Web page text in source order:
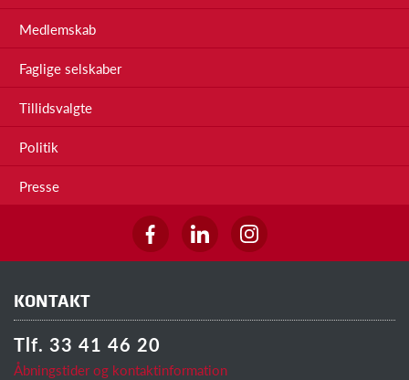
Medlemskab
Faglige selskaber
Tillidsvalgte
Politik
Presse
KONTAKT
Tlf. 33 41 46 20
Åbningstider og kontaktinformation